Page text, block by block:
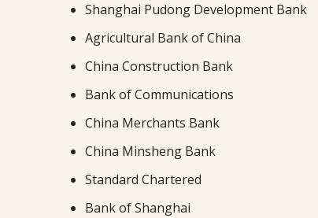
Shanghai Pudong Development Bank
Agricultural Bank of China
China Construction Bank
Bank of Communications
China Merchants Bank
China Minsheng Bank
Standard Chartered
Bank of Shanghai